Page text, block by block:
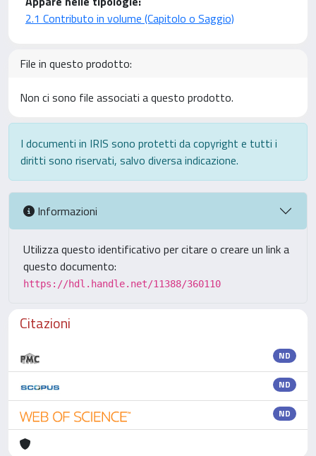
2.1 Contributo in volume (Capitolo o Saggio)
File in questo prodotto:
Non ci sono file associati a questo prodotto.
I documenti in IRIS sono protetti da copyright e tutti i
diritti sono riservati, salvo diversa indicazione.
Informazioni
Utilizza questo identificativo per citare o creare un link a
questo documento:
https://hdl.handle.net/11388/360110
Citazioni
ND
ND
ND